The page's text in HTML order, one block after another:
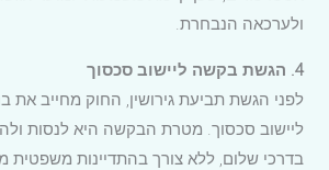
ולערכאה הנבחרת.
4. הגשת בקשה ליישוב סכסוך
לפני הגשת תביעת גירושין, החוק מחייב את
ליישוב סכסוך. מטרת הבקשה היא לנסות
בדרכי שלום, ללא צורך בהתדיינות